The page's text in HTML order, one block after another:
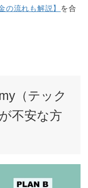
の流れも解説】
を合
（テック
不安な方